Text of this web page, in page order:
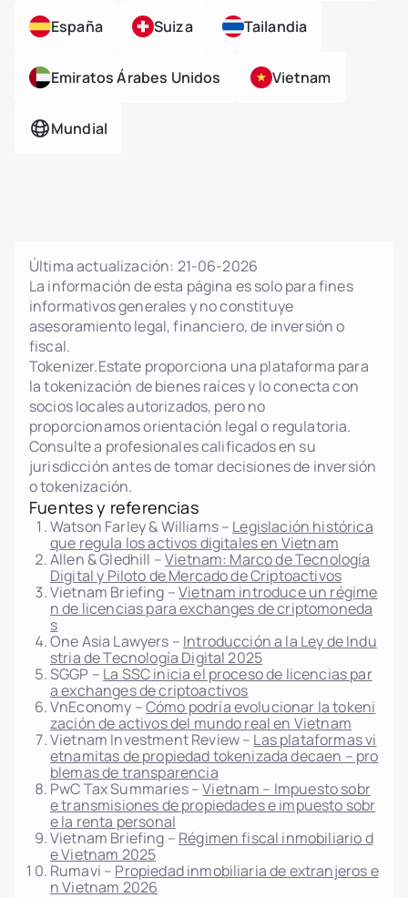
España Suiza Tailandia
Emiratos Árabes Unidos Vietnam
Mundial
Última actualización: 21-06-2026
La información de esta página es solo para fines
informativos generales y no constituye
asesoramiento legal, financiero, de inversión o
fiscal.
Tokenizer.Estate proporciona una plataforma para
la tokenización de bienes raíces y lo conecta con
socios locales autorizados, pero no
proporcionamos orientación legal o regulatoria.
Consulte a profesionales calificados en su
jurisdicción antes de tomar decisiones de inversión
o tokenización.
Fuentes y referencias
Watson Farley & Williams – Legislación histórica
que regula los activos digitales en Vietnam
Allen & Gledhill –Vietnam: Marco de Tecnología
Digital y Piloto de Mercado de Criptoactivos
Vietnam Briefing –Vietnam introduce un régime
n de licencias para exchanges de criptomoneda
s
One Asia Lawyers – Introducción a la Ley de Indu
stria de Tecnología Digital 2025
SGGP – La SSC inicia el proceso de licencias par
a exchanges de criptoactivos
VnEconomy –Cómo podría evolucionar la tokeni
zación de activos del mundo real en Vietnam
Vietnam Investment Review – Las plataformas vi
etnamitas de propiedad tokenizada decaen – pro
blemas de transparencia
PwC Tax Summaries –Vietnam – Impuesto sobr
e transmisiones de propiedades e impuesto sobr
e la renta personal
Vietnam Briefing – Régimen fiscal inmobiliario d
e Vietnam 2025
Rumavi – Propiedad inmobiliaria de extranjeros e
n Vietnam 2026